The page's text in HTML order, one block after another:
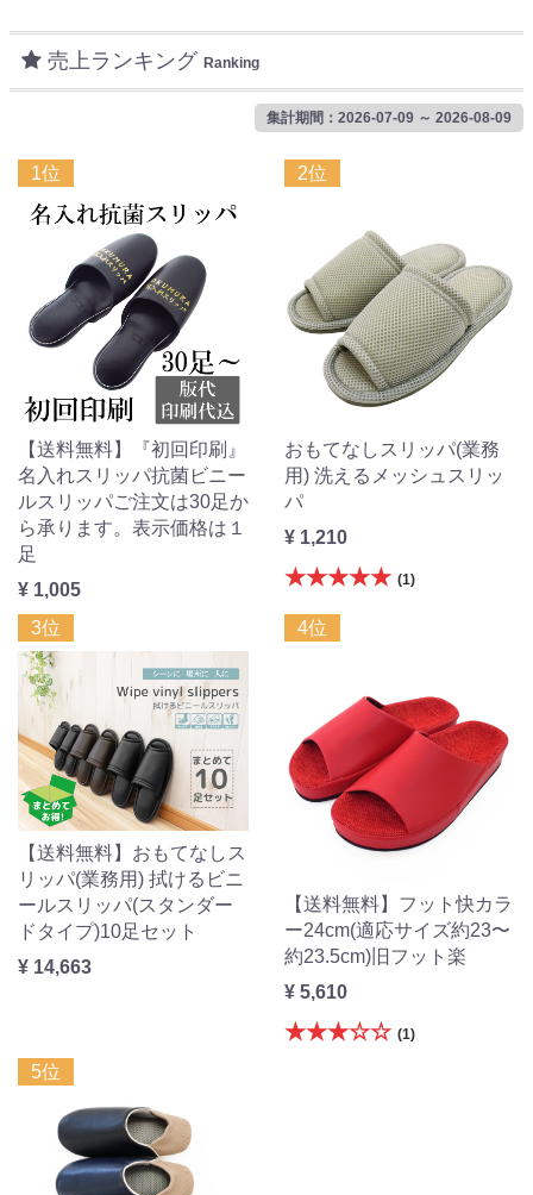
売上ランキング Ranking
集計期間：2026-07-09 ～ 2026-08-09
1位
【送料無料】『初回印刷』
名入れスリッパ抗菌ビニー
ルスリッパご注文は30足か
ら承ります。表示価格は１
足
¥ 1,005
2位
おもてなしスリッパ(業務
用) 洗えるメッシュスリッ
パ
¥ 1,210
★★★★★ (1)
3位
【送料無料】おもてなしス
リッパ(業務用) 拭けるビニ
ールスリッパ(スタンダー
ドタイプ)10足セット
¥ 14,663
4位
【送料無料】フット快カラ
ー24cm(適応サイズ約23〜
約23.5cm)旧フット楽
¥ 5,610
★★★☆☆ (1)
5位